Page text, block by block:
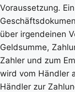
Voraussetzung.
über irgendeinen
Geldsumme,
Zahler und zum
wird vom Händler
Händler zur